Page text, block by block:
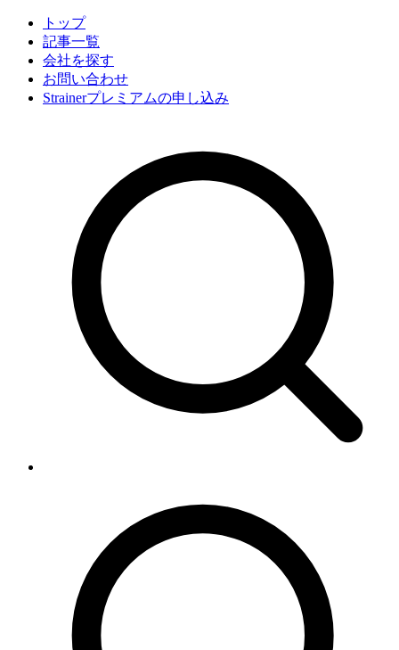
トップ
記事一覧
会社を探す
お問い合わせ
Strainerプレミアムの申し込み